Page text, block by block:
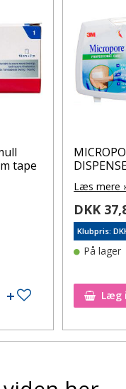
tape
Tilføj til ønskeseddel
Læs mere
DKK
Klubpris:
På lager
Læg